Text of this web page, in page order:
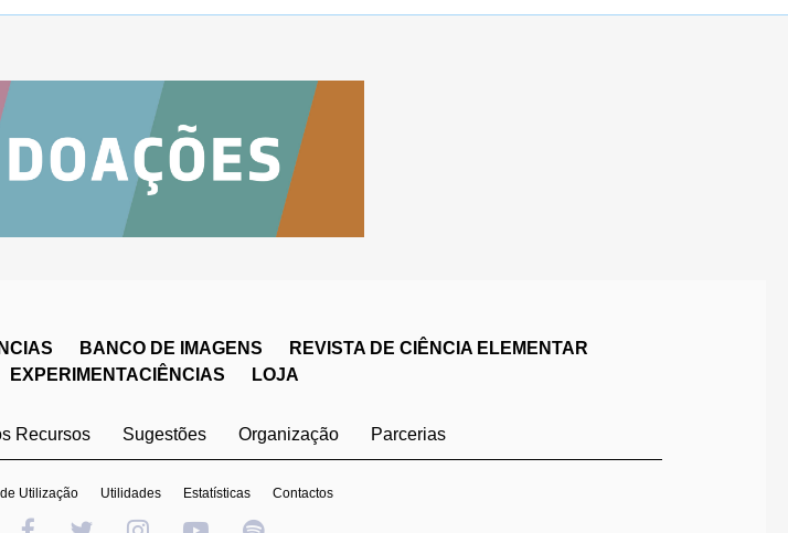
BANCO DE IMAGENS
REVISTA DE CIÊNCIA ELEMENTAR
EXPERIMENTACIÊNCIAS
LOJA
Recursos Sugestões Organização Parcerias
Utilização Utilidades Estatísticas Contactos